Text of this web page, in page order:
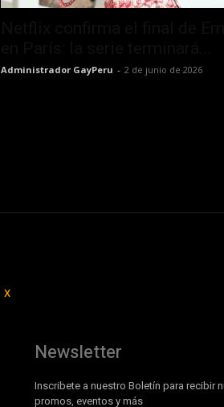
Administrador GayPeru - 2 de junio de 2026
X
Newsletter
Inscribete a nuestro Boletín para recibir
promos, eventos y más